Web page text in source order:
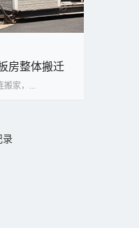
房整体搬迁
家，...
录